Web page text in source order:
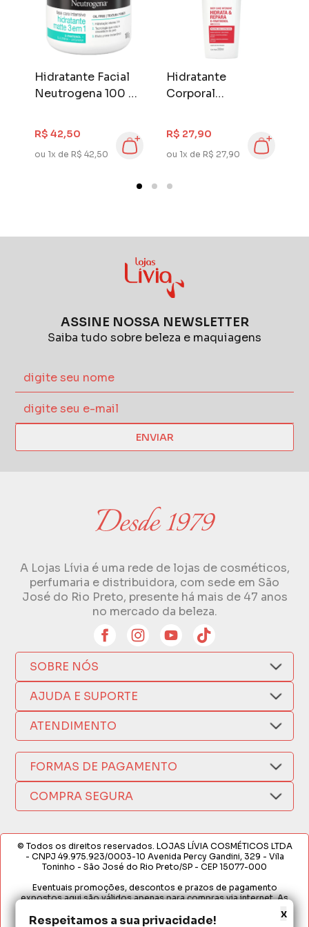
Respeitamos a sua privacidade! x
Hidratante Facial
Neutrogena 100 gr
Intensive Matte 3
em 1
R$ 42,50
ou 1x de R$ 42,50
Hidratante
Corporal
Care Intensive 200
ml Hidrata &
Repara
R$ 27,90
ou 1x de R$ 27,90
ASSINE NOSSA NEWSLETTER
Saiba tudo sobre beleza e maquiagens
ENVIAR
A Lojas Lívia é uma rede de lojas de cosméticos,
perfumaria e distribuidora, com sede em São
José do Rio Preto, presente há mais de 47 anos
no mercado da beleza.
SOBRE NÓS
Quem Somos
Compra Segura
Como Comprar
Nossas Lojas
Política de Privacidade
AJUDA E SUPORTE
Nosso Aplicativo
Trocas e Devoluções
Formas de Pagamento
Fretes e Entregas
Fabricantes
Termos de Compra e Venda
ATENDIMENTO
(17) 3209-9595
sacweb@lojaslivia.com.br
FORMAS DE PAGAMENTO
COMPRA SEGURA
© Todos os direitos reservados. LOJAS LÍVIA COSMÉTICOS LTDA
- CNPJ 49.975.923/0003-10 Avenida Percy Gandini, 329 - Vila
Toninho - São José do Rio Preto/SP - CEP 15077-000
Eventuais promoções, descontos e prazos de pagamento
expostos aqui são válidos apenas para compras via internet. As
Loja. É proibida a utilização total ou parcial sem nossa autorização.